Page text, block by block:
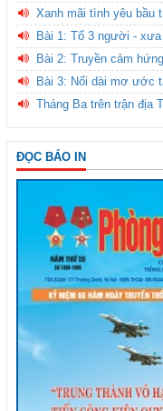
Xanh mãi tình yêu bầu
Bài 1: Tổ 3 người -
Bài 2: Truyền cảm
Bài 3: Nối dài mơ ước
Tháng Ba trên trận địa
ĐỌC BÁO IN